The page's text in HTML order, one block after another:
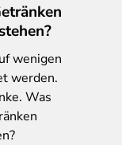
wenigen
werden.
Was